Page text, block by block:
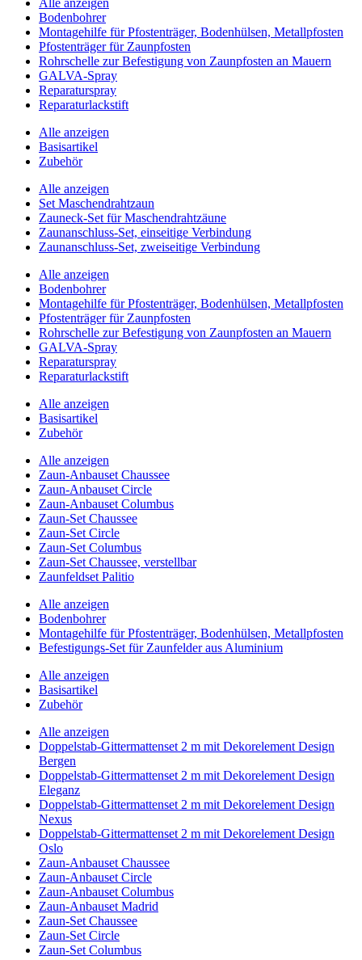
Alle anzeigen
Bodenbohrer
Montagehilfe für Pfostenträger, Bodenhülsen, Metallpfosten
Pfostenträger für Zaunpfosten
Rohrschelle zur Befestigung von Zaunpfosten an Mauern
GALVA-Spray
Reparaturspray
Reparaturlackstift
Alle anzeigen
Basisartikel
Zubehör
Alle anzeigen
Set Maschendrahtzaun
Zauneck-Set für Maschendrahtzäune
Zaunanschluss-Set, einseitige Verbindung
Zaunanschluss-Set, zweiseitige Verbindung
Alle anzeigen
Bodenbohrer
Montagehilfe für Pfostenträger, Bodenhülsen, Metallpfosten
Pfostenträger für Zaunpfosten
Rohrschelle zur Befestigung von Zaunpfosten an Mauern
GALVA-Spray
Reparaturspray
Reparaturlackstift
Alle anzeigen
Basisartikel
Zubehör
Alle anzeigen
Zaun-Anbauset Chaussee
Zaun-Anbauset Circle
Zaun-Anbauset Columbus
Zaun-Set Chaussee
Zaun-Set Circle
Zaun-Set Columbus
Zaun-Set Chaussee, verstellbar
Zaunfeldset Palitio
Alle anzeigen
Bodenbohrer
Montagehilfe für Pfostenträger, Bodenhülsen, Metallpfosten
Befestigungs-Set für Zaunfelder aus Aluminium
Alle anzeigen
Basisartikel
Zubehör
Alle anzeigen
Doppelstab-Gittermattenset 2 m mit Dekorelement Design
Bergen
Doppelstab-Gittermattenset 2 m mit Dekorelement Design
Eleganz
Doppelstab-Gittermattenset 2 m mit Dekorelement Design
Nexus
Doppelstab-Gittermattenset 2 m mit Dekorelement Design
Oslo
Zaun-Anbauset Chaussee
Zaun-Anbauset Circle
Zaun-Anbauset Columbus
Zaun-Anbauset Madrid
Zaun-Set Chaussee
Zaun-Set Circle
Zaun-Set Columbus